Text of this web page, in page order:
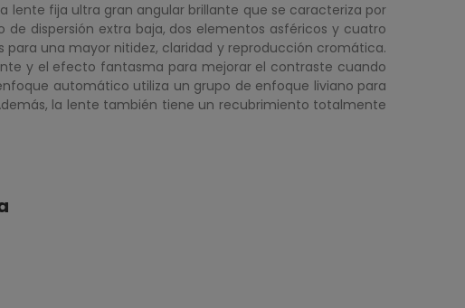
lente fija ultra gran angular brillante que se caracteriza por
dispersión extra baja, dos elementos asféricos y cuatro
una mayor nitidez, claridad y reproducción cromática.
y el efecto fantasma para mejorar el contraste cuando
automático utiliza un grupo de enfoque liviano para
la lente también tiene un recubrimiento totalmente